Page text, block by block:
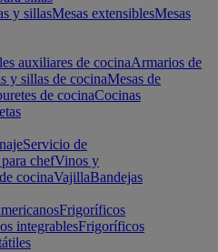
y sillasMesas extensiblesMesas
auxiliares de cocinaArmarios de
y sillas de cocinaMesas de
de cocinaCocinas
Servicio de
chefVinos y
cocinaVajillaBandejas
Frigoríficos
integrablesFrigoríficos